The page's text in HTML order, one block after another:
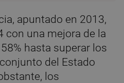
apuntado en 2013,
con una mejora de la
hasta superar los
del Estado
los